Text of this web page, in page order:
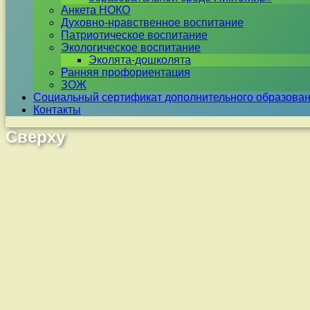
Анкета НОКО
Духовно-нравственное воспитание
Патриотическое воспитание
Экологическое воспитание
Эколята-дошколята
Ранняя профориентация
ЗОЖ
Социальный сертификат дополнительного
Контакты
Сверху